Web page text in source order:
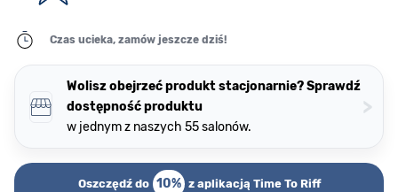
Czas ucieka, zamów jeszcze dziś!
Wolisz obejrzeć produkt stacjonarnie? Sprawdź
dostępność produktu
w jednym z naszych 55 salonów.
>
Oszczędź do 10% z aplikacją Time To Riff